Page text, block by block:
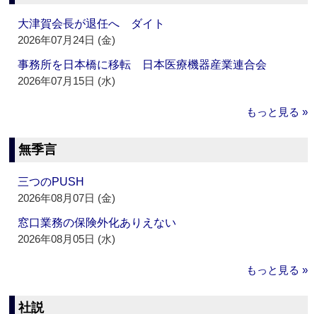
大津賀会長が退任へ ダイト
2026年07月24日 (金)
事務所を日本橋に移転 日本医療機器産業連合会
2026年07月15日 (水)
もっと見る »
無季言
三つのPUSH
2026年08月07日 (金)
窓口業務の保険外化ありえない
2026年08月05日 (水)
もっと見る »
社説